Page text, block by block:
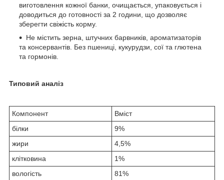
виготовлення кожної банки, очищається, упаковується і
доводиться до готовності за 2 години, що дозволяє
зберегти свіжість корму.
Не містить зерна, штучних барвників, ароматизаторів
та консервантів. Без пшениці, кукурудзи, сої та глютена
та гормонів.
Типовий аналіз
Компонент
Вміст
білки
9%
жири
4,5%
клітковина
1%
вологість
81%